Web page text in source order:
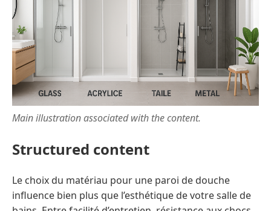
Main illustration associated with the content.
Structured content
Le choix du matériau pour une paroi de douche
influence bien plus que l’esthétique de votre salle de